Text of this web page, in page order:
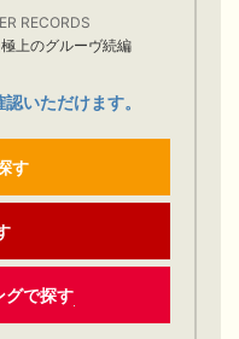
RECORDS
上のグルーヴ続編
いただけます。
す
で探す